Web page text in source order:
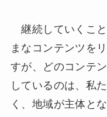
継続していくこ
まなコンテンツを
すが、どのコンテ
しているのは、私
く、地域が主体と